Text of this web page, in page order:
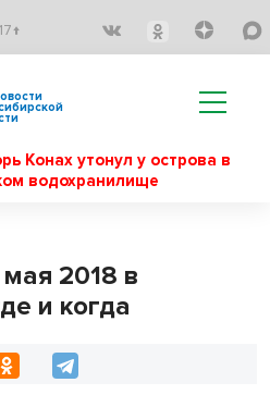
Конах утонул у острова в
водохранилище
2018 в
и когда